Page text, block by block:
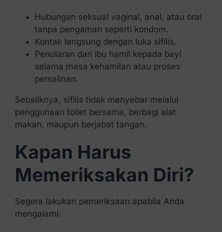
Hubungan seksual vaginal, anal, atau oral
tanpa pengaman seperti kondom.
Kontak langsung dengan luka sifilis.
Penularan dari ibu hamil kepada bayi
selama masa kehamilan atau proses
persalinan.
Sebaliknya, sifilis tidak menyebar melalui
penggunaan toilet bersama, berbagi alat
makan, maupun berjabat tangan.
Kapan Harus
Memeriksakan Diri?
Segera lakukan pemeriksaan apabila Anda
mengalami: